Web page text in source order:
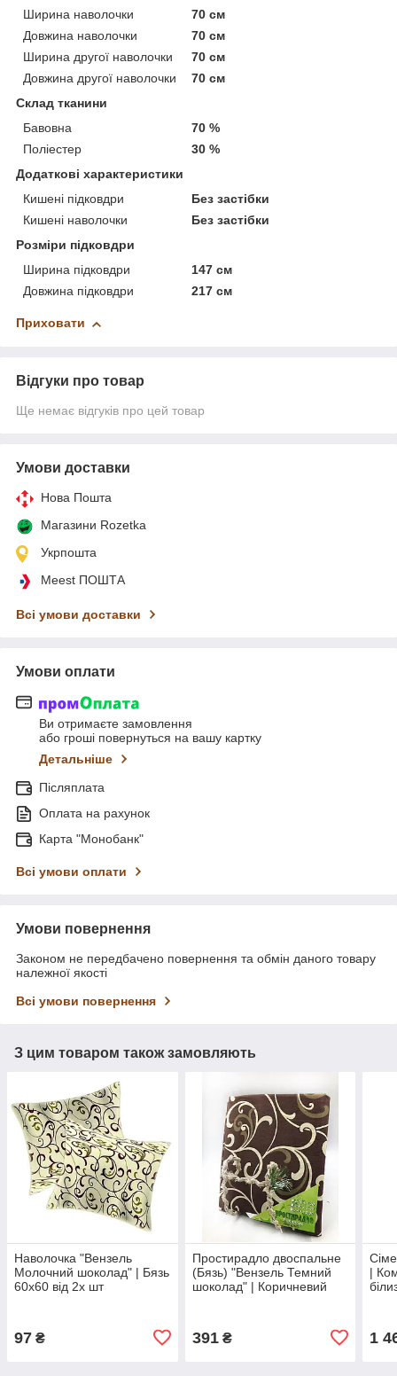
Ширина наволочки
70 см
Довжина наволочки
70 см
Ширина другої наволочки
70 см
Довжина другої наволочки
70 см
Склад тканини
Бавовна
70 %
Поліестер
30 %
Додаткові характеристики
Кишені підковдри
Без застібки
Кишені наволочки
Без застібки
Розміри підковдри
Ширина підковдри
147 см
Довжина підковдри
217 см
Приховати
Відгуки про товар
Ще немає відгуків про цей товар
Умови доставки
Нова Пошта
Магазини Rozetka
Укрпошта
Meest ПОШТА
Всі умови доставки
Умови оплати
Ви отримаєте замовлення
або гроші повернуться на вашу картку
Детальніше
Післяплата
Оплата на рахунок
Карта "Монобанк"
Всі умови оплати
Умови повернення
Законом не передбачено повернення та обмін даного товару
належної якості
Всі умови повернення
З цим товаром також замовляють
Наволочка "Вензель
Молочний шоколад" | Бязь
60х60 від 2х шт
97 ₴
Простирадло двоcпальне
(Бязь) "Вензель Темний
шоколад" | Коричневий
391₴
|
1